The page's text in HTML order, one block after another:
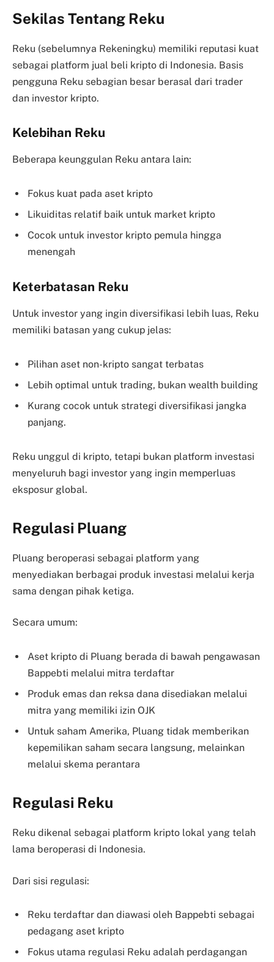
Sekilas Tentang Reku
Reku (sebelumnya Rekeningku) memiliki reputasi kuat
sebagai platform jual beli kripto di Indonesia. Basis
pengguna Reku sebagian besar berasal dari trader
dan investor kripto.
Kelebihan Reku
Beberapa keunggulan Reku antara lain:
Fokus kuat pada aset kripto
Likuiditas relatif baik untuk market kripto
Cocok untuk investor kripto pemula hingga
menengah
Keterbatasan Reku
Untuk investor yang ingin diversifikasi lebih luas, Reku
memiliki batasan yang cukup jelas:
Pilihan aset non-kripto sangat terbatas
Lebih optimal untuk trading, bukan wealth building
Kurang cocok untuk strategi diversifikasi jangka
panjang.
Reku unggul di kripto, tetapi bukan platform investasi
menyeluruh bagi investor yang ingin memperluas
eksposur global.
Regulasi Pluang
Pluang beroperasi sebagai platform yang
menyediakan berbagai produk investasi melalui kerja
sama dengan pihak ketiga.
Secara umum:
Aset kripto di Pluang berada di bawah pengawasan
Bappebti melalui mitra terdaftar
Produk emas dan reksa dana disediakan melalui
mitra yang memiliki izin OJK
Untuk saham Amerika, Pluang tidak memberikan
kepemilikan saham secara langsung, melainkan
melalui skema perantara
Regulasi Reku
Reku dikenal sebagai platform kripto lokal yang telah
lama beroperasi di Indonesia.
Dari sisi regulasi:
Reku terdaftar dan diawasi oleh Bappebti sebagai
pedagang aset kripto
Fokus utama regulasi Reku adalah perdagangan